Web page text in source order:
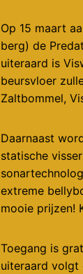
Op 15 maart
berg) de
uiteraard is
beursvloer
Zaltbommel,
Daarnaast
statische
extreme
mooie prijzen!
Toegang is
uiteraard volgt